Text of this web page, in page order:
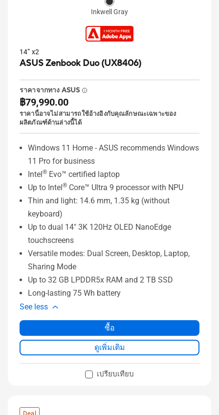
Inkwell Gray
14” x2
ASUS Zenbook Duo (UX8406)
ราคาจากทาง ASUS
฿79,990.00
ราคานี้อาจไม่สามารถใช้อ้างอิงกับคุณลักษณะเฉพาะของ
ผลิตภัณฑ์ด้านล่างนี้ได้
Windows 11 Home - ASUS recommends Windows
11 Pro for business
Intel® Evo™ certified laptop
Up to Intel® Core™ Ultra 9 processor with NPU
Thin and light: 14.6 mm, 1.35 kg (without
keyboard)
Up to dual 14" 3K 120Hz OLED NanoEdge
touchscreens
Versatile modes: Dual Screen, Desktop, Laptop,
Sharing Mode
Up to 32 GB LPDDR5x RAM and 2 TB SSD
Long-lasting 75 Wh battery
See less
ซื้อ
ดูเพิ่มเติม
เปรียบเทียบ
Deal